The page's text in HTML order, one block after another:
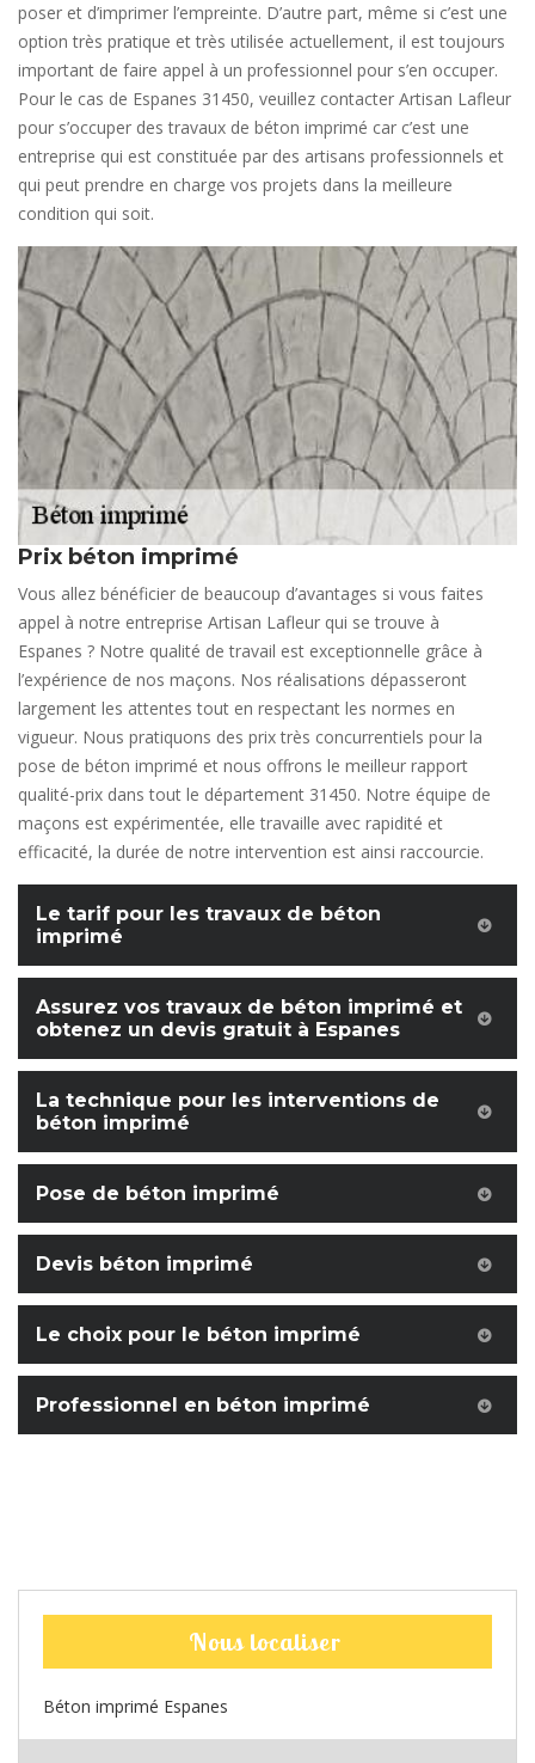
poser et d’imprimer l’empreinte. D’autre part, même si c’est une
option très pratique et très utilisée actuellement, il est toujours
important de faire appel à un professionnel pour s’en occuper.
Pour le cas de Espanes 31450, veuillez contacter Artisan Lafleur
pour s’occuper des travaux de béton imprimé car c’est une
entreprise qui est constituée par des artisans professionnels et
qui peut prendre en charge vos projets dans la meilleure
condition qui soit.
Prix béton imprimé
Vous allez bénéficier de beaucoup d’avantages si vous faites
appel à notre entreprise Artisan Lafleur qui se trouve à
Espanes ? Notre qualité de travail est exceptionnelle grâce à
l’expérience de nos maçons. Nos réalisations dépasseront
largement les attentes tout en respectant les normes en
vigueur. Nous pratiquons des prix très concurrentiels pour la
pose de béton imprimé et nous offrons le meilleur rapport
qualité-prix dans tout le département 31450. Notre équipe de
maçons est expérimentée, elle travaille avec rapidité et
efficacité, la durée de notre intervention est ainsi raccourcie.
Le tarif pour les travaux de béton
imprimé
Assurez vos travaux de béton imprimé et
obtenez un devis gratuit à Espanes
La technique pour les interventions de
béton imprimé
Pose de béton imprimé
Devis béton imprimé
Le choix pour le béton imprimé
Professionnel en béton imprimé
Nous localiser
Béton imprimé Espanes